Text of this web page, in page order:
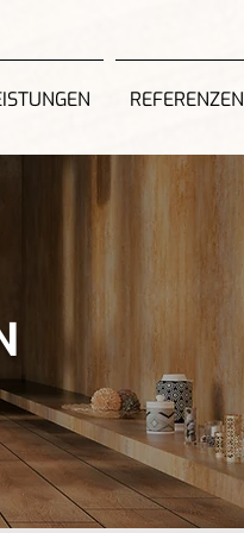
REFERENZEN